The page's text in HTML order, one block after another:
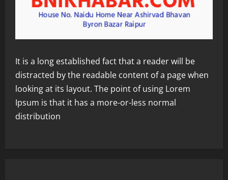
It is a long established fact that a reader will be
distracted by the readable content of a page when
looking at its layout. The point of using Lorem
Ipsum is that it has a more-or-less normal
distribution